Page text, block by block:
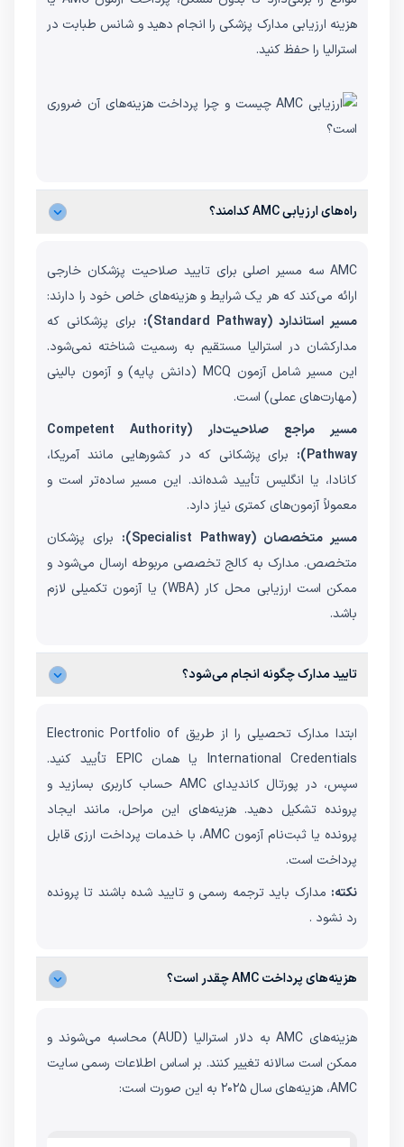
هزینه ارزیابی مدارک پزشکی را انجام دهید و شانس طبابت در
استرالیا را حفظ کنید.
راه‌های ارزیابی AMC کدامند؟
AMC سه مسیر اصلی برای تایید صلاحیت پزشکان خارجی
ارائه می‌کند که هر یک شرایط و هزینه‌های خاص خود را دارند:
مسیر استاندارد (Standard Pathway):
برای پزشکانی که
مدارکشان در استرالیا مستقیم به رسمیت شناخته نمی‌شود.
این مسیر شامل آزمون MCQ (دانش پایه) و آزمون بالینی
(مهارت‌های عملی) است.
مسیر مراجع صلاحیت‌دار (Competent Authority
Pathway):
برای پزشکانی که در کشورهایی مانند آمریکا،
کانادا، یا انگلیس تأیید شده‌اند. این مسیر ساده‌تر است و
معمولاً آزمون‌های کمتری نیاز دارد.
مسیر متخصصان (Specialist Pathway):
برای پزشکان
متخصص. مدارک به کالج تخصصی مربوطه ارسال می‌شود و
ممکن است ارزیابی محل کار (WBA) یا آزمون تکمیلی لازم
باشد.
تایید مدارک چگونه انجام می‌شود؟
ابتدا مدارک تحصیلی را از طریق Electronic Portfolio of
International Credentials یا همان EPIC تأیید کنید.
سپس، در پورتال کاندیدای AMC حساب کاربری بسازید و
پرونده تشکیل دهید. هزینه‌های این مراحل، مانند ایجاد
پرونده یا ثبت‌نام آزمون AMC، با خدمات پرداخت ارزی قابل
پرداخت است.
نکته: مدارک باید ترجمه رسمی و تایید شده باشند تا پرونده
رد نشود .
هزینه‌های پرداخت AMC چقدر است؟
هزینه‌های AMC به دلار استرالیا (AUD) محاسبه می‌شوند و
ممکن است سالانه تغییر کنند. بر اساس اطلاعات رسمی سایت
AMC، هزینه‌های سال ۲۰۲۵ به این صورت است: